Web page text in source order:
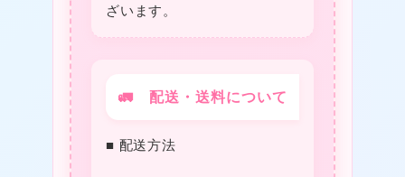
ざいます。
🚛 配送・送料について
■ 配送方法
★
★